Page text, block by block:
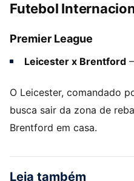
Futebol
Premier League
Leicester x Brentford
O Leicester, comandado
busca sair da zona de
Brentford em casa.
Leia também